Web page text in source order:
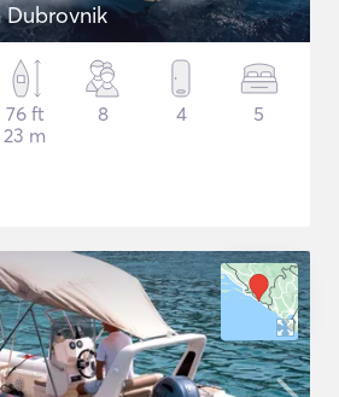
Dubrovnik
76 ft
23 m
8 4 5